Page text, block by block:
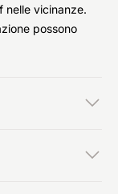
nelle vicinanze.
possono